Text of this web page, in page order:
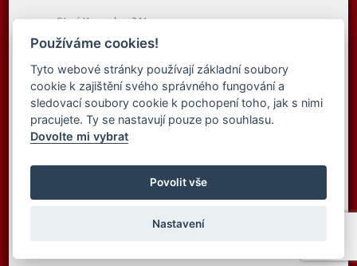
Starý Hrozenkov 314
687 74 Starý Hrozenkov
Tel.:+420 572 696 323
E-mail:
iskopanice@iskopanice.cz
Web:https://www.iskopanice.cz
© 2016 Informační středisko pro rozvoj
Moravských Kopanic, o.p.s. - Všechna práva
Vytvořilo studio
Používáme cookies!
Tyto webové stránky používají základní soubory
cookie k zajištění svého správného fungování a
sledovací soubory cookie k pochopení toho, jak s nimi
pracujete. Ty se nastavují pouze po souhlasu.
Dovolte mi vybrat
Povolit vše
Nastavení